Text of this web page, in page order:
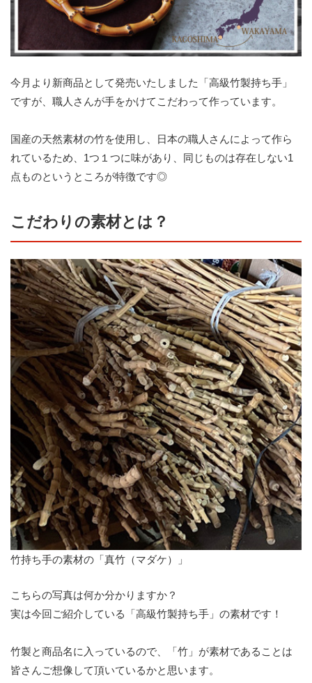
今月より新商品として発売いたしました「高級竹製持ち手」
ですが、職人さんが手をかけてこだわって作っています。
国産の天然素材の竹を使用し、日本の職人さんによって作ら
れているため、1つ１つに味があり、同じものは存在しない1
点ものというところが特徴です◎
こだわりの素材とは？
竹持ち手の素材の「真竹（マダケ）」
こちらの写真は何か分かりますか？
実は今回ご紹介している「高級竹製持ち手」の素材です！
竹製と商品名に入っているので、「竹」が素材であることは
皆さんご想像して頂いているかと思います。